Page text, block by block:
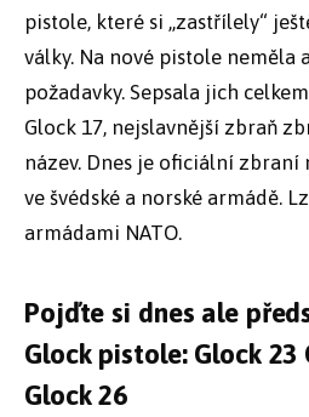
pistole, které si „zastřílely“
války. Na nové pistole neměla
požadavky. Sepsala jich
Glock 17, nejslavnější zbraň
název. Dnes je oficiální zbraní
ve švédské a norské armádě.
armádami NATO.
Pojďte si dnes ale
Glock pistole: Glock 23
Glock 26